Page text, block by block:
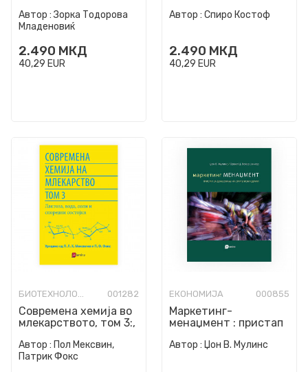
Автор : Зорка Тодорова
Младеновиќ
2.490 МКД
40,29 EUR
Автор : Спиро Костоф
2.490 МКД
40,29 EUR
БИОТЕХНОЛОГИЈА 001282
Современа хемија во
млекарството, том 3:,
споредни сост...
Автор : Пол Мексвин,
Патрик Фокс
ЕКОНОМИЈА 000855
Маркетинг-
менаџмент : пристап
стратегиски одлуки
Автор : Џон В. Мулинс